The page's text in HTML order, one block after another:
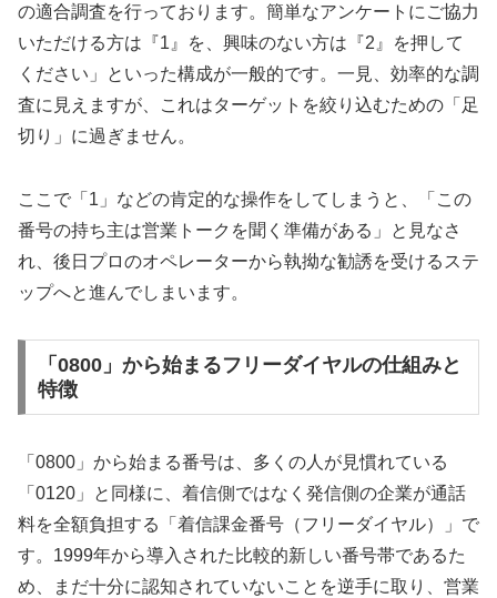
の適合調査を行っております。簡単なアンケートにご協力
いただける方は『1』を、興味のない方は『2』を押して
ください」といった構成が一般的です。一見、効率的な調
査に見えますが、これはターゲットを絞り込むための「足
切り」に過ぎません。
ここで「1」などの肯定的な操作をしてしまうと、「この
番号の持ち主は営業トークを聞く準備がある」と見なさ
れ、後日プロのオペレーターから執拗な勧誘を受けるステ
ップへと進んでしまいます。
「0800」から始まるフリーダイヤルの仕組みと
特徴
「0800」から始まる番号は、多くの人が見慣れている
「0120」と同様に、着信側ではなく発信側の企業が通話
料を全額負担する「着信課金番号（フリーダイヤル）」で
す。1999年から導入された比較的新しい番号帯であるた
め、まだ十分に認知されていないことを逆手に取り、営業